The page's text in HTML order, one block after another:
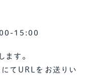
15:00
す。
てURLをお送りい